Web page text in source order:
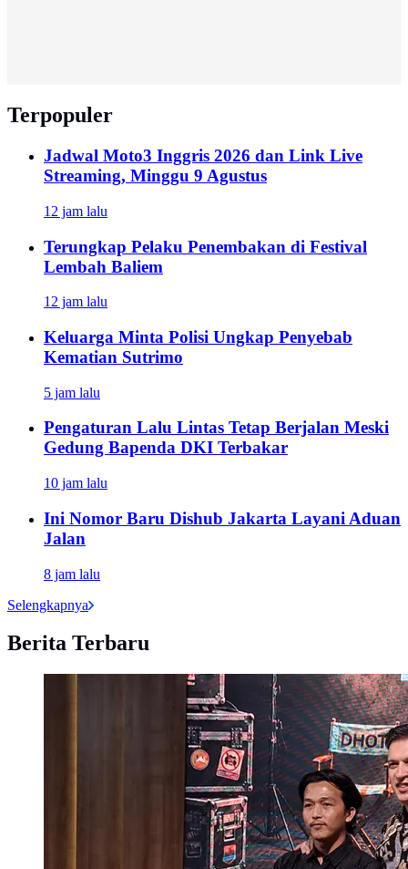
Terpopuler
Jadwal Moto3 Inggris 2026 dan Link Live
Streaming, Minggu 9 Agustus
12 jam lalu
Terungkap Pelaku Penembakan di Festival
Lembah Baliem
12 jam lalu
Keluarga Minta Polisi Ungkap Penyebab
Kematian Sutrimo
5 jam lalu
Pengaturan Lalu Lintas Tetap Berjalan Meski
Gedung Bapenda DKI Terbakar
10 jam lalu
Ini Nomor Baru Dishub Jakarta Layani Aduan
Jalan
8 jam lalu
Selengkapnya
Berita Terbaru